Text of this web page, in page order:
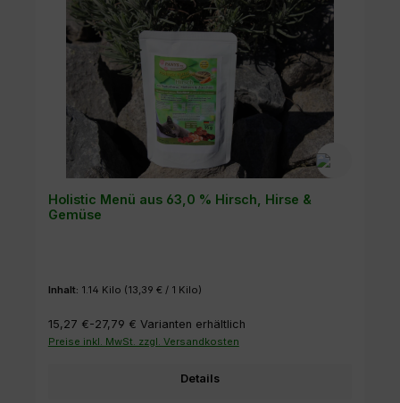
Holistic Menü aus 63,0 % Hirsch, Hirse &
Gemüse
Inhalt: 1.14 Kilo (13,39 € / 1 Kilo)
15,27 €-27,79 € Varianten erhältlich
Preise inkl. MwSt. zzgl. Versandkosten
Details